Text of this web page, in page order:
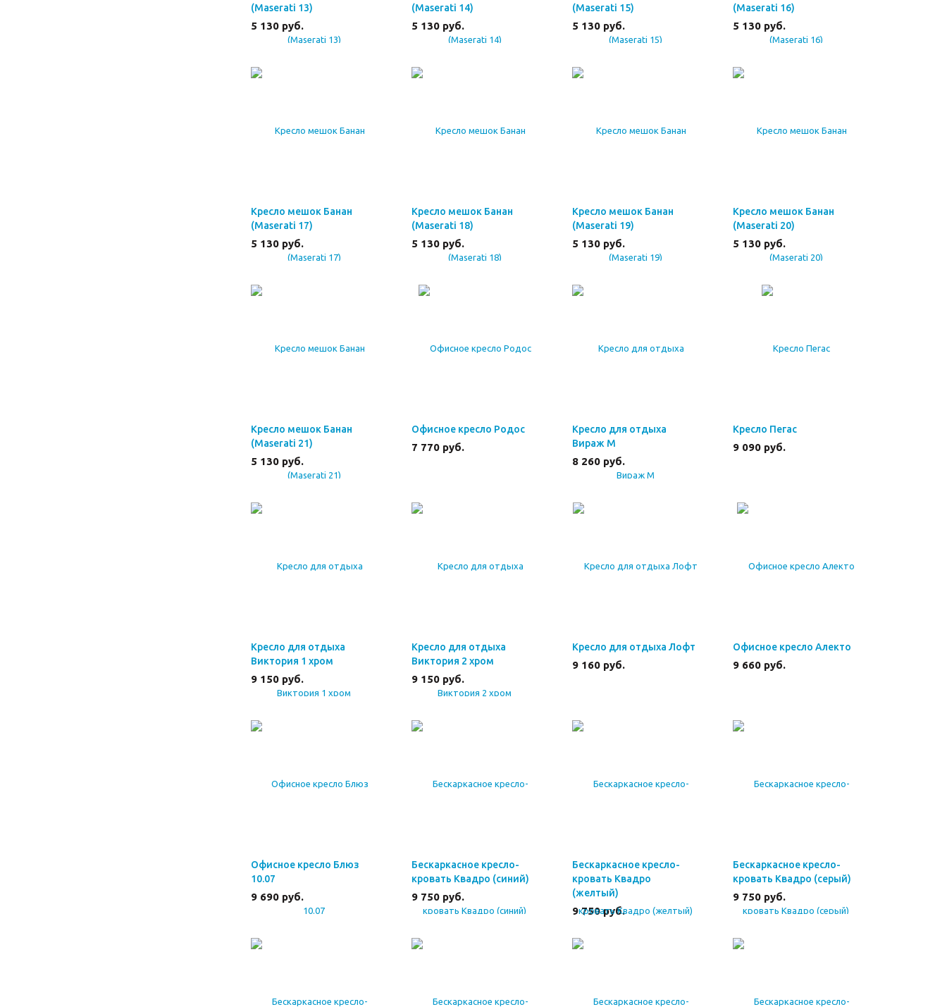
(Maserati 13)
5 130 руб.
(Maserati 14)
5 130 руб.
(Maserati 15)
5 130 руб.
(Maserati 16)
5 130 руб.
Кресло мешок Банан
(Maserati 17)
5 130 руб.
Кресло мешок Банан
(Maserati 18)
5 130 руб.
Кресло мешок Банан
(Maserati 19)
5 130 руб.
Кресло мешок Банан
(Maserati 20)
5 130 руб.
Кресло мешок Банан
(Maserati 21)
5 130 руб.
Офисное кресло Родос
7 770 руб.
Кресло для отдыха
Вираж М
8 260 руб.
Кресло Пегас
9 090 руб.
Кресло для отдыха
Виктория 1 хром
9 150 руб.
Кресло для отдыха
Виктория 2 хром
9 150 руб.
Кресло для отдыха Лофт
9 160 руб.
Офисное кресло Алекто
9 660 руб.
Офисное кресло Блюз
10.07
9 690 руб.
Бескаркасное кресло-
кровать Квадро (синий)
9 750 руб.
Бескаркасное кресло-
кровать Квадро
(желтый)
9 750руб.
Бескаркасное кресло-
кровать Квадро (серый)
9 750 руб.